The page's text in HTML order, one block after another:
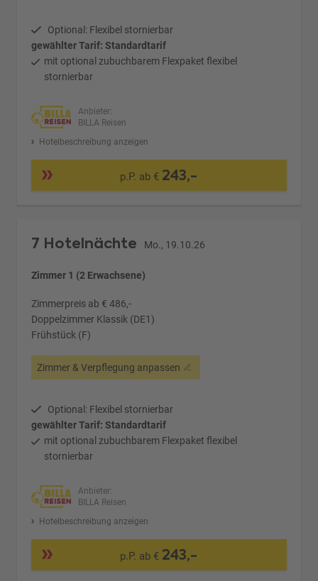
Optional: Flexibel stornierbar
gewählter Tarif: Standardtarif
mit optional zubuchbarem Flexpaket flexibel
stornierbar
Anbieter:
BILLA Reisen
Hotelbeschreibung anzeigen
p.P. ab € 243,-
7 Hotelnächte Mo., 19.10.26
Zimmer 1 (2 Erwachsene)
Zimmerpreis ab € 486,-
Doppelzimmer Klassik (DE1)
Frühstück (F)
Zimmer & Verpflegung anpassen
Optional: Flexibel stornierbar
gewählter Tarif: Standardtarif
mit optional zubuchbarem Flexpaket flexibel
stornierbar
Anbieter:
BILLA Reisen
Hotelbeschreibung anzeigen
p.P. ab € 243,-